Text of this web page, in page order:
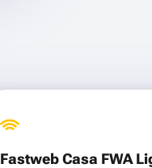
Fastweb Casa FWA